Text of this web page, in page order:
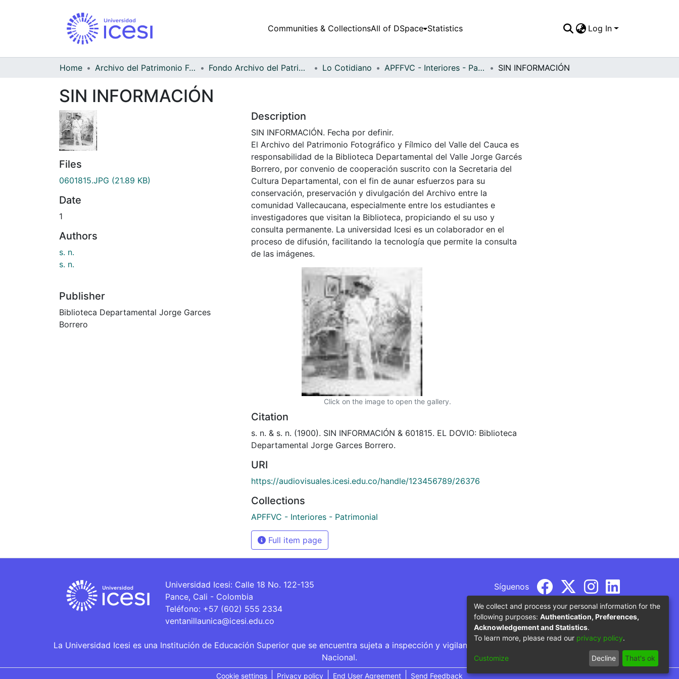
Communities & CollectionsAll of DSpace Statistics Log In
Home Archivo del Patrimonio Fotográfico y Fílmico del Valle del Cauca Fondo Archivo del Patrimonio Fotográfico y Fílmico del Valle del Cauca Lo Cotidiano APFFVC - Interiores - Patrimonial SIN INFORMACIÓN
SIN INFORMACIÓN
Files
0601815.JPG (21.89 KB)
Date
1
Authors
s. n.
s. n.
Publisher
Biblioteca Departamental Jorge Garces
Borrero
Description
SIN INFORMACIÓN. Fecha por definir.
El Archivo del Patrimonio Fotográfico y Fílmico del Valle del Cauca es
responsabilidad de la Biblioteca Departamental del Valle Jorge Garcés
Borrero, por convenio de cooperación suscrito con la Secretaria del
Cultura Departamental, con el fin de aunar esfuerzos para su
conservación, preservación y divulgación del Archivo entre la
comunidad Vallecaucana, especialmente entre los estudiantes e
investigadores que visitan la Biblioteca, propiciando el su uso y
consulta permanente. La universidad Icesi es un colaborador en el
proceso de difusión, facilitando la tecnología que permite la consulta
de las imágenes.
Click on the image to open the gallery.
Citation
s. n. & s. n. (1900). SIN INFORMACIÓN & 601815. EL DOVIO: Biblioteca
Departamental Jorge Garces Borrero.
URI
https://audiovisuales.icesi.edu.co/handle/123456789/26376
Collections
APFFVC - Interiores - Patrimonial
Full item page
Universidad Icesi: Calle 18 No. 122-135
Pance, Cali - Colombia
Teléfono: +57 (602) 555 2334
ventanillaunica@icesi.edu.co
Síguenos
La Universidad Icesi es una Institución de Educación Superior que se encuentra sujeta a inspección y vigilancia por parte del Ministerio de Educación
Nacional.
Cookie settings Privacy policy End User Agreement Send Feedback
We collect and process your personal information for the
following purposes: Authentication, Preferences,
Acknowledgement and Statistics.
To learn more, please read our privacy policy.
Customize Decline That's ok